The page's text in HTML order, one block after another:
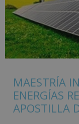
MAESTRÍA
ENERGÍAS
APOSTILLA